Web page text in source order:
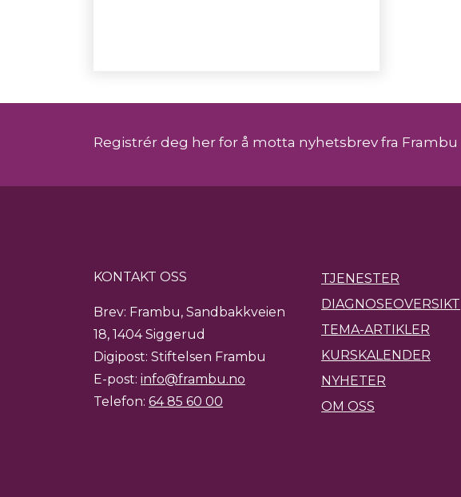
Registrér deg her for å motta nyhetsbrev fra Frambu
KONTAKT OSS
Brev: Frambu, Sandbakkveien
18, 1404 Siggerud
Digipost: Stiftelsen Frambu
E-post: info@frambu.no
Telefon: 64 85 60 00
TJENESTER
DIAGNOSEOVERSIKT
TEMA-ARTIKLER
KURSKALENDER
NYHETER
OM OSS